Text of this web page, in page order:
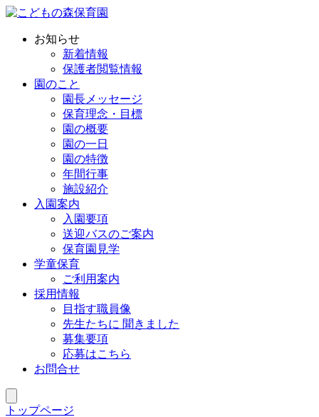
お知らせ
新着情報
保護者閲覧情報
園のこと
園長メッセージ
保育理念・目標
園の概要
園の一日
園の特徴
年間行事
施設紹介
入園案内
入園要項
送迎バスのご案内
保育園見学
学童保育
ご利用案内
採用情報
目指す職員像
先生たちに 聞きました
募集要項
応募はこちら
お問合せ
トップページ